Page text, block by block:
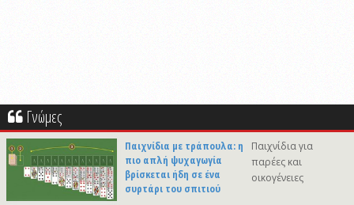
Γνώμες
Παιχνίδια με τράπουλα: η
πιο απλή ψυχαγωγία
βρίσκεται ήδη σε ένα
συρτάρι του σπιτιού
Παιχνίδια για
παρέες και
οικογένειες